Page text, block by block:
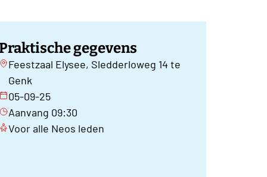
gegevens
Feestzaal Elysee, Sledderloweg 14 te
Genk
05-09-25
Aanvang 09:30
Voor alle Neos leden